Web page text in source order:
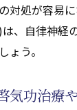
対処が容易
、自律神経
ょう。
気功治療